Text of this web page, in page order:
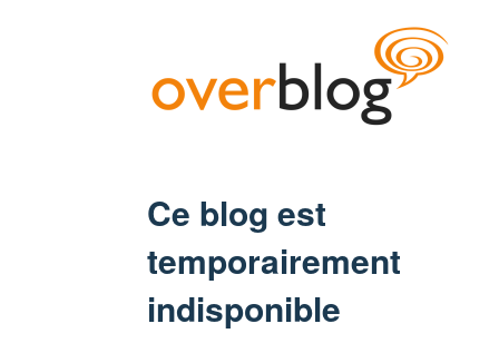
Ce blog est
temporairement
indisponible